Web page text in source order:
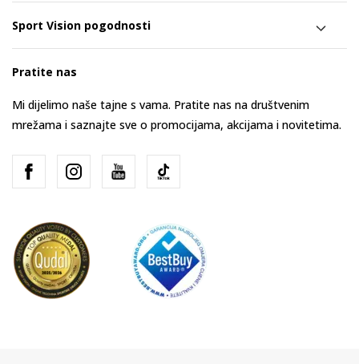
Sport Vision pogodnosti
Pratite nas
Mi dijelimo naše tajne s vama. Pratite nas na društvenim
mrežama i saznajte sve o promocijama, akcijama i novitetima.